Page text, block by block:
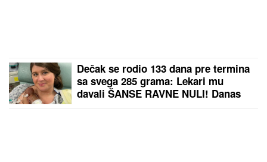
Dečak se rodio 133 dana pre termina
sa svega 285 grama: Lekari mu
davali ŠANSE RAVNE NULI! Danas